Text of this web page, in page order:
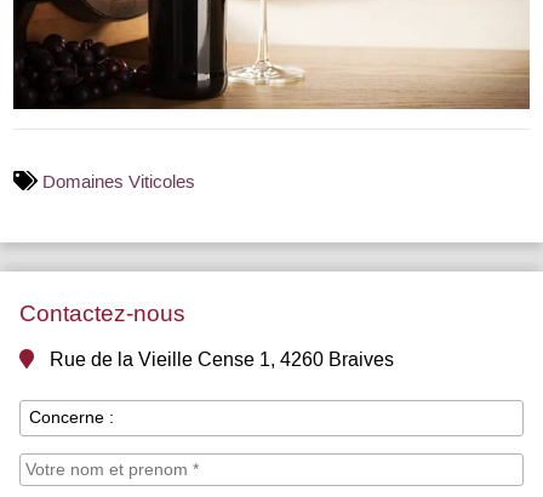
Domaines Viticoles
Contactez-nous
Rue de la Vieille Cense 1, 4260 Braives